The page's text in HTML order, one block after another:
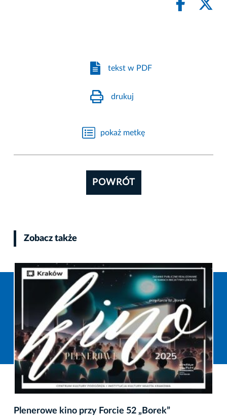
tekst w PDF
drukuj
pokaż metkę
POWRÓT
Zobacz także
Plenerowe kino przy Forcie 52 „Borek”